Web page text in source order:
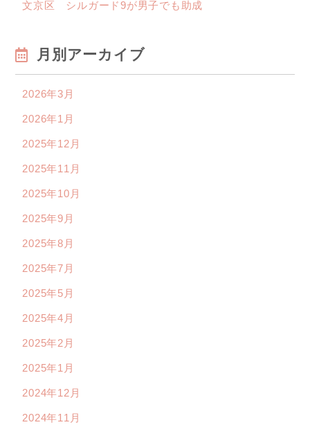
文京区 シルガード9が男子でも助成
月別アーカイブ
2026年3月
2026年1月
2025年12月
2025年11月
2025年10月
2025年9月
2025年8月
2025年7月
2025年5月
2025年4月
2025年2月
2025年1月
2024年12月
2024年11月